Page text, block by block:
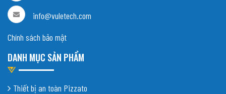
info@vuletech.com
Chính sách bảo mật
DANH MỤC SẢN PHẨM
Thiết bị an toàn Pizzato